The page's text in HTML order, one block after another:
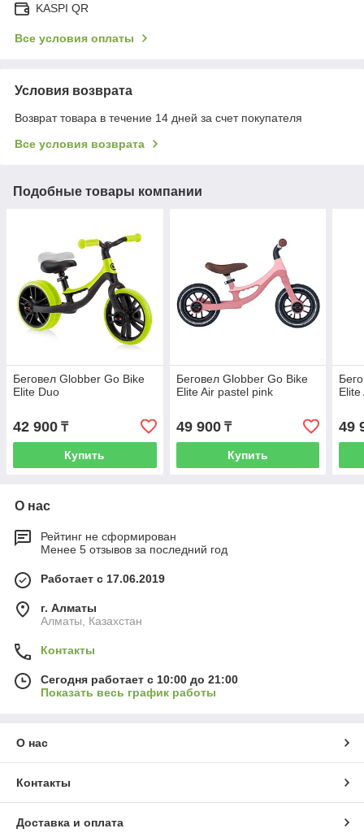
KASPI QR
Все условия оплаты
Условия возврата
Возврат товара в течение 14 дней за счет покупателя
Все условия возврата
Подобные товары компании
Беговел Globber Go Bike
Elite Duo
42 900 ₸
Купить
Беговел Globber Go Bike
Elite Air pastel pink
49 900₸
Купить
Elite
49
О нас
Рейтинг не сформирован
Менее 5 отзывов за последний год
Работает с 17.06.2019
г. Алматы
Алматы, Казахстан
Контакты
Сегодня работает с 10:00 до 21:00
Показать весь график работы
О нас
Контакты
Доставка и оплата